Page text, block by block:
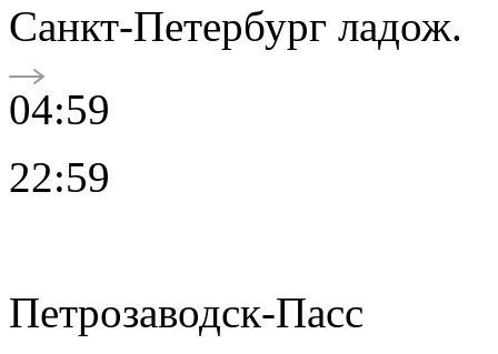
Санкт-Петербург ладож.
04:59
22:59
Петрозаводск-Пасс